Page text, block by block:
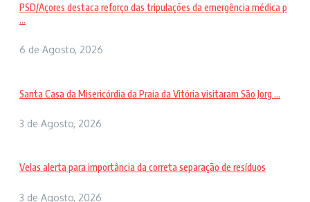
PSD/Açores destaca reforço das tripulações da emergência médica p
...
6 de Agosto, 2026
Santa Casa da Misericórdia da Praia da Vitória visitaram São Jorg ...
3 de Agosto, 2026
Velas alerta para importância da correta separação de resíduos
3 de Agosto, 2026